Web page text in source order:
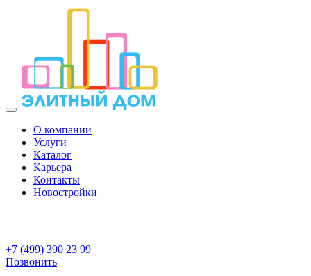
О компании
Услуги
Каталог
Карьера
Контакты
Новостройки
+7 (499) 390 23 99
Позвонить